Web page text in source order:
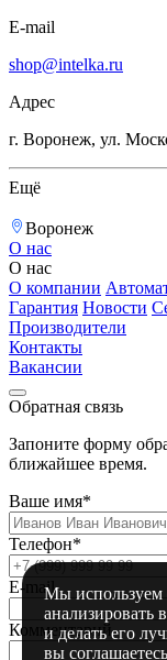
E-mail
shop@intelka.ru
Адрес
г. Воронеж, ул.
Ещё
Воронеж
О нас
О нас
О компании
Гарантия Новости
Производители
Контакты
Вакансии
Обратная связь
Запоните форму
ближайшее время.
Ваше имя*
Телефон*
E-mail
Комментарий
Мы используем
анализировать
и делать его
вы